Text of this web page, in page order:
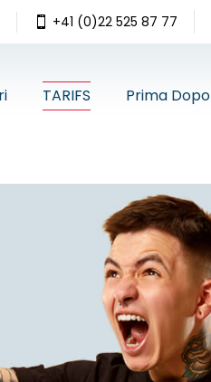
 +41 (0)22 525 87 77
TARIFS Prima Dopo